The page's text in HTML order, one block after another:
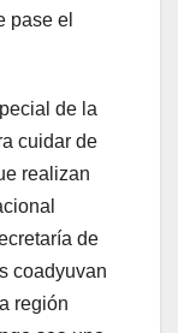
pase el
de la
cuidar de
realizan
de
coadyuvan
región